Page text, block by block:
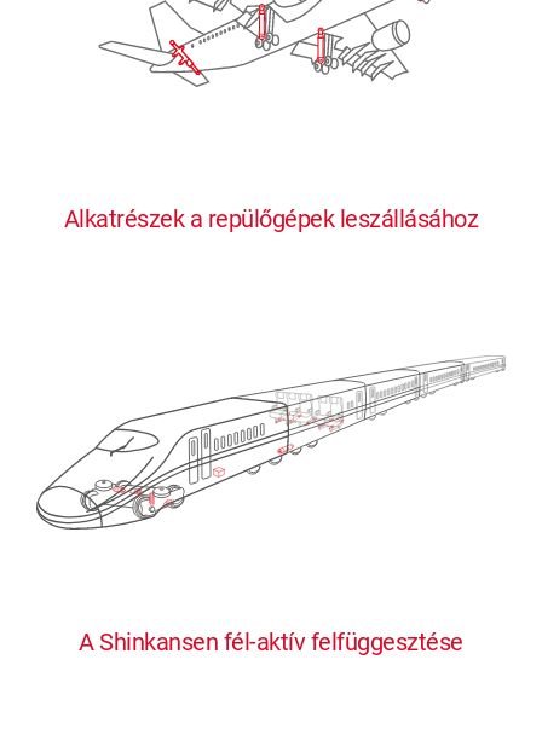
Alkatrészek a repülőgépek leszállásához
A Shinkansen fél-aktív felfüggesztése
00 000